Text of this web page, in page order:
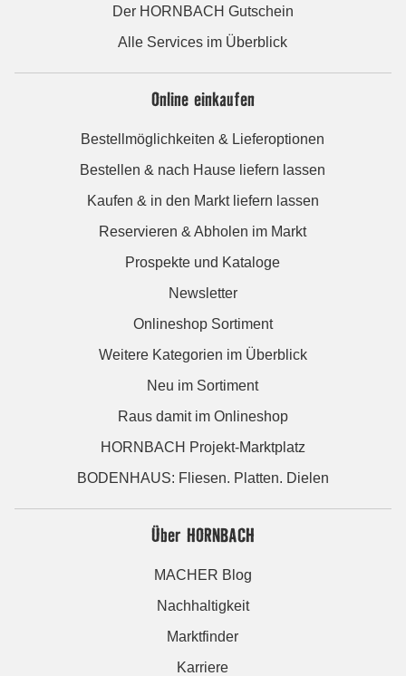
Der HORNBACH Gutschein
Alle Services im Überblick
Online einkaufen
Bestellmöglichkeiten & Lieferoptionen
Bestellen & nach Hause liefern lassen
Kaufen & in den Markt liefern lassen
Reservieren & Abholen im Markt
Prospekte und Kataloge
Newsletter
Onlineshop Sortiment
Weitere Kategorien im Überblick
Neu im Sortiment
Raus damit im Onlineshop
HORNBACH Projekt-Marktplatz
BODENHAUS: Fliesen. Platten. Dielen
Über HORNBACH
MACHER Blog
Nachhaltigkeit
Marktfinder
Karriere